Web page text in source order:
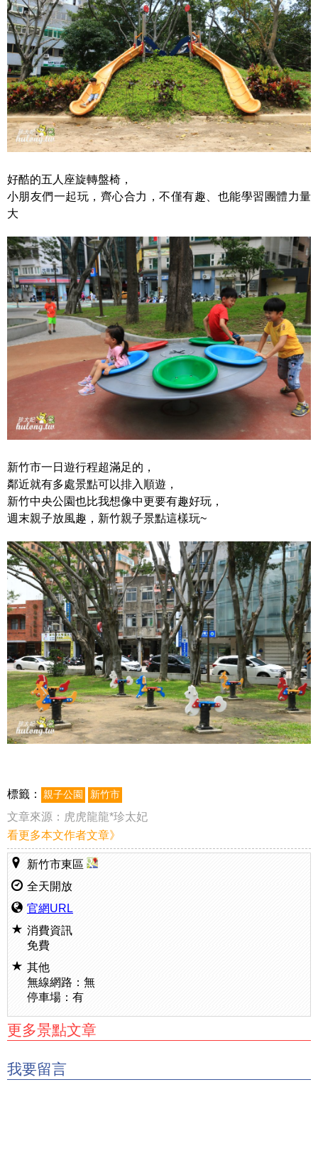
好酷的五人座旋轉盤椅，
小朋友們一起玩，齊心合力，不僅有趣、也能學習團體力量
大
新竹市一日遊行程超滿足的，
鄰近就有多處景點可以排入順遊，
新竹中央公園也比我想像中更要有趣好玩，
週末親子放風趣，新竹親子景點這樣玩~
標籤： 親子公園 新竹市
文章來源： 虎虎龍龍*珍太妃
看更多本文作者文章》
新竹市東區
全天開放
官網URL
消費資訊
免費
其他
無線網路：無
停車場：有
更多景點文章
我要留言